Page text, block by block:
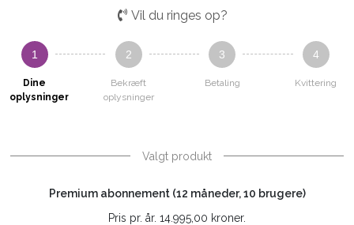
Vil du ringes op?
1
Dine
oplysninger
2
Bekræft
oplysninger
3
Betaling
4
Kvittering
Valgt produkt
Premium abonnement (12 måneder, 10 brugere)
Pris pr. år. 14.995,00 kroner.